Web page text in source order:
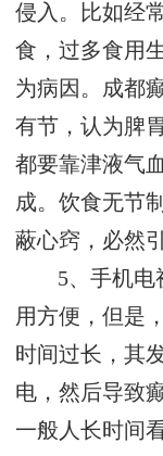
侵入。比如经
食，过多食用
为病因。 成都
有节，认为脾
都要靠津液气
成。饮食无节
蔽心窍，必然
5、手机电
用方便，但是
时间过长，其
电，然后导致
一般人长时间